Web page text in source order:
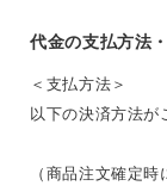
代金の支払方法
＜支払方法＞
以下の決済方法が
（商品注文確定